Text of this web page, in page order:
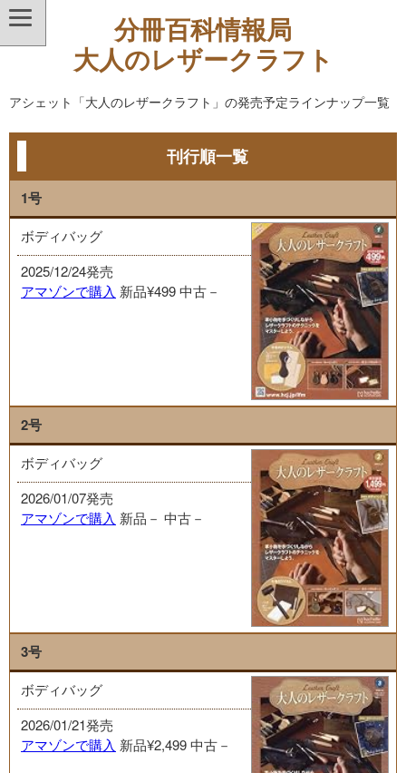
分冊百科情報局
大人のレザークラフト
アシェット「大人のレザークラフト」の発売予定ラインナップ一覧
刊行順一覧
1号
ボディバッグ
2025/12/24発売
アマゾンで購入 新品¥499中古－
2号
ボディバッグ
2026/01/07発売
アマゾンで購入 新品－ 中古－
3号
ボディバッグ
2026/01/21発売
アマゾンで購入 新品¥2,499中古－